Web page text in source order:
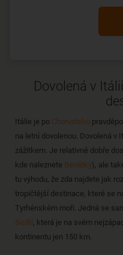
Dovolená v
Itálie je po Chorvatsku
na letní dovolenou. Dovolená v
zážitkem. Je relativně dobře
kde naleznete Benátky), ale
tu výhodu, že zda najdete jak
tropičtější destinace, které se
Tyrhénském moři. Jedná se
Sicílii, která je na svém
kontinentu jen 150 km.